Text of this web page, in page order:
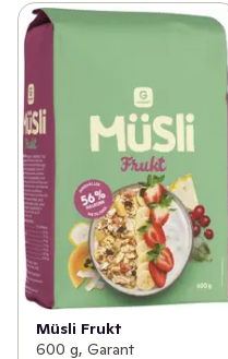
Müsli Frukt
600 g, Garant